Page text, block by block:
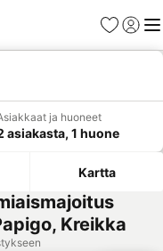
Suosikit
ja huoneet
asiakasta, 1 huone
Kartta
Kreikka